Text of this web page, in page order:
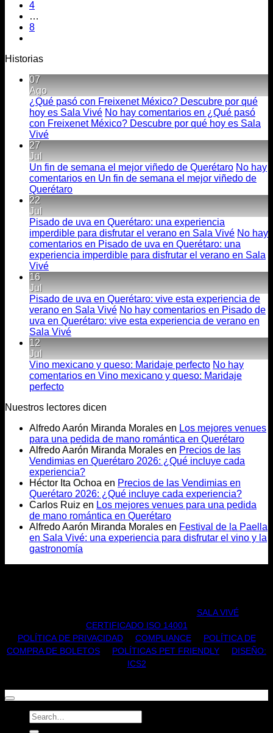
4
…
8
Historias
07
Ago
¿Qué pasó con Freixenet México? Descubre por qué
hoy es Sala Vivé No hay comentarios en ¿Qué pasó
con Freixenet México? Descubre por qué hoy es Sala
Vivé
27
Jul
Un fin de semana el mejor viñedo de Querétaro No hay
comentarios en Un fin de semana el mejor viñedo de
Querétaro
22
Jul
Pisado de uva en Querétaro: una experiencia
imperdible para disfrutar el verano en Sala Vivé No hay
comentarios en Pisado de uva en Querétaro: una
experiencia imperdible para disfrutar el verano en Sala
Vivé
16
Jul
Pisado de uva en Querétaro: vive esta experiencia de
verano en Sala Vivé No hay comentarios en Pisado de
uva en Querétaro: vive esta experiencia de verano en
Sala Vivé
12
Jul
Vino mexicano y queso: Maridaje perfecto No hay
comentarios en Vino mexicano y queso: Maridaje
perfecto
Nuestros lectores dicen
Alfredo Aarón Miranda Morales en Los mejores venues
para una pedida de mano romántica en Querétaro
Alfredo Aarón Miranda Morales en Precios de las
Vendimias en Querétaro 2026: ¿Qué incluye cada
experiencia?
Héctor Ita Ochoa en Precios de las Vendimias en
Querétaro 2026: ¿Qué incluye cada experiencia?
Carlos Ruiz en Los mejores venues para una pedida
de mano romántica en Querétaro
Alfredo Aarón Miranda Morales en Festival de la Paella
en Sala Vivé: una experiencia para disfrutar el vino y la
gastronomía
SALA VIVÉ|
CERTIFICADO ISO 14001
POLÍTICA DE PRIVACIDAD| COMPLIANCE| POLÍTICA DE
COMPRA DE BOLETOS
POLÍTICAS PET FRIENDLY
DISEÑO:
ICS2